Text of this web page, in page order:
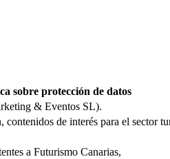
sobre protección de datos
& Eventos SL).
de interés para el sector
a Futurismo Canarias,